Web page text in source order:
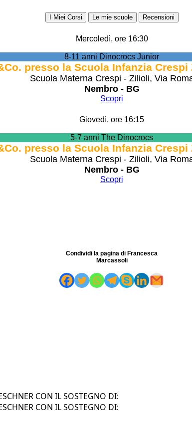
I Miei Corsi Le mie scuole Recensioni
Mercoledì, ore 16:30
8-11 anni Dinocrocs Junior
presso la Scuola Infanzia
Scuola Materna Crespi - Zilioli, Via
Nembro - BG
Scopri
Giovedì, ore 16:15
5-7 anni The Dinocrocs
presso la Scuola Infanzia
Scuola Materna Crespi - Zilioli, Via
Nembro - BG
Scopri
Condividi la pagina di Francesca
Marcassoli
CON IL SOSTEGNO DI:
CON IL SOSTEGNO DI: